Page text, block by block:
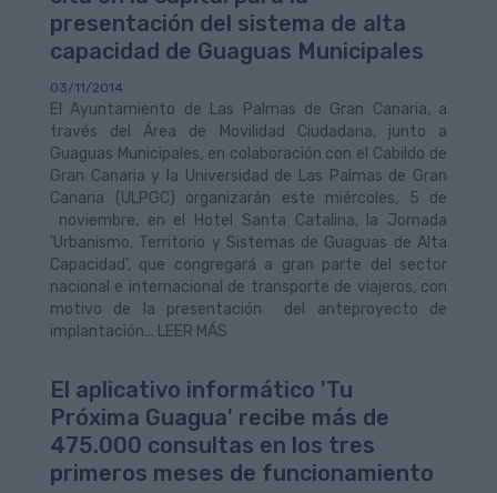
presentación del sistema de alta
capacidad de Guaguas Municipales
03/11/2014
El Ayuntamiento de Las Palmas de Gran Canaria, a
través del Área de Movilidad Ciudadana, junto a
Guaguas Municipales, en colaboración con el Cabildo de
Gran Canaria y la Universidad de Las Palmas de Gran
Canaria (ULPGC) organizarán este miércoles, 5 de
noviembre, en el Hotel Santa Catalina, la Jornada
'Urbanismo, Territorio y Sistemas de Guaguas de Alta
Capacidad', que congregará a gran parte del sector
nacional e internacional de transporte de viajeros, con
motivo de la presentación del anteproyecto de
implantación... LEER MÁS
El aplicativo informático 'Tu
Próxima Guagua' recibe más de
475.000 consultas en los tres
primeros meses de funcionamiento